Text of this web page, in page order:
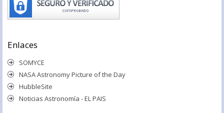
Enlaces
SOMYCE
NASA Astronomy Picture of the Day
HubbleSite
Noticias Astronomía - EL PAIS